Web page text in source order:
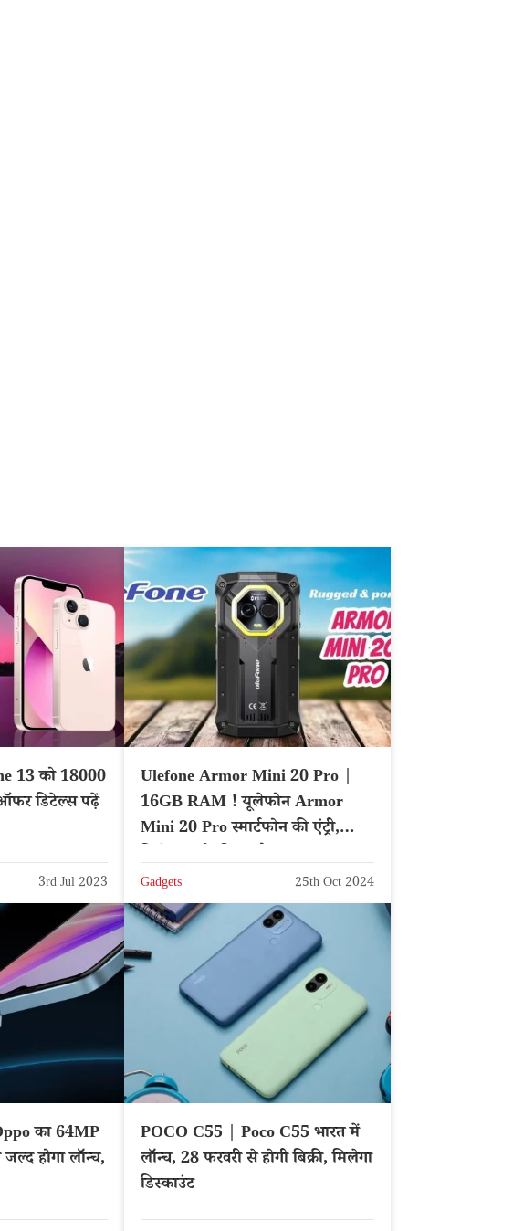
13 को 18000
डिटेल्स पढ़ें
3rd Jul 2023
Ulefone Armor Mini 20 Pro |
16GB RAM ! यूलेफोन Armor
Mini 20 Pro स्मार्टफोन की एंट्री,
Gadgets 25th Oct 2024
का 64MP
जल्द होगा लॉन्च,
POCO C55 | Poco C55 भारत में
लॉन्च, 28 फरवरी से होगी बिक्री, मिलेगा
डिस्काउंट